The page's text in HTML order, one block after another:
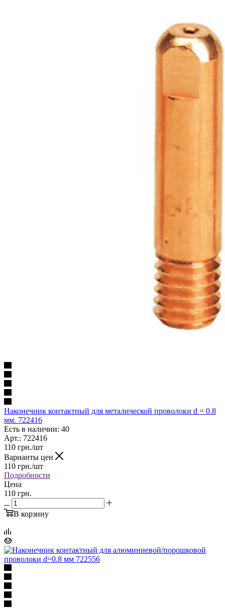
Наконечник контактный для металической проволоки d = 0.8
мм. 722416
Есть в наличии: 40
Арт.: 722416
110 грн./шт
Варианты цен
110 грн./шт
Подробности
Цена
110 грн.
В корзину